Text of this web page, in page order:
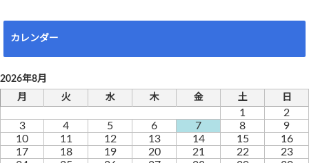
カレンダー
2026年8月
月
火 水 木 金 土 日
1
2
3
4 5 6 7 8
9
10
11 12 13 14 15
16
17
18 19 20 21 22
23